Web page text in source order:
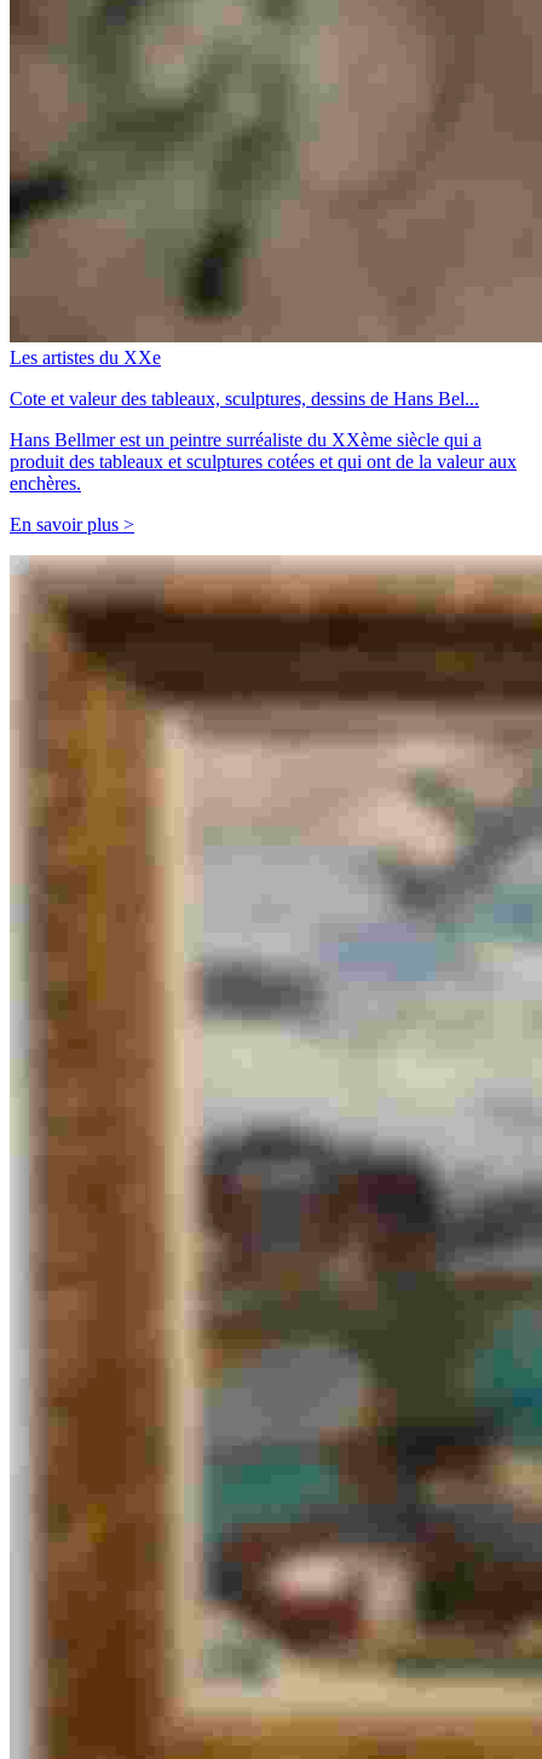
Les artistes du XXe
Cote et valeur des tableaux, sculptures, dessins de Hans Bel...
Hans Bellmer est un peintre surréaliste du XXème siècle qui a
produit des tableaux et sculptures cotées et qui ont de la valeur aux
enchères.
En savoir plus >